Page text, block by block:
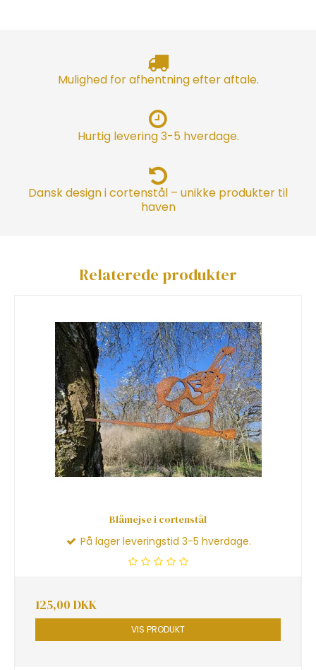
Mulighed for afhentning efter aftale.
Hurtig levering 3-5 hverdage.
Dansk design i cortenstål – unikke produkter til
haven
Relaterede produkter
Blåmejse i cortenstål
På lager leveringstid 3-5 hverdage.
125,00 DKK
VIS PRODUKT